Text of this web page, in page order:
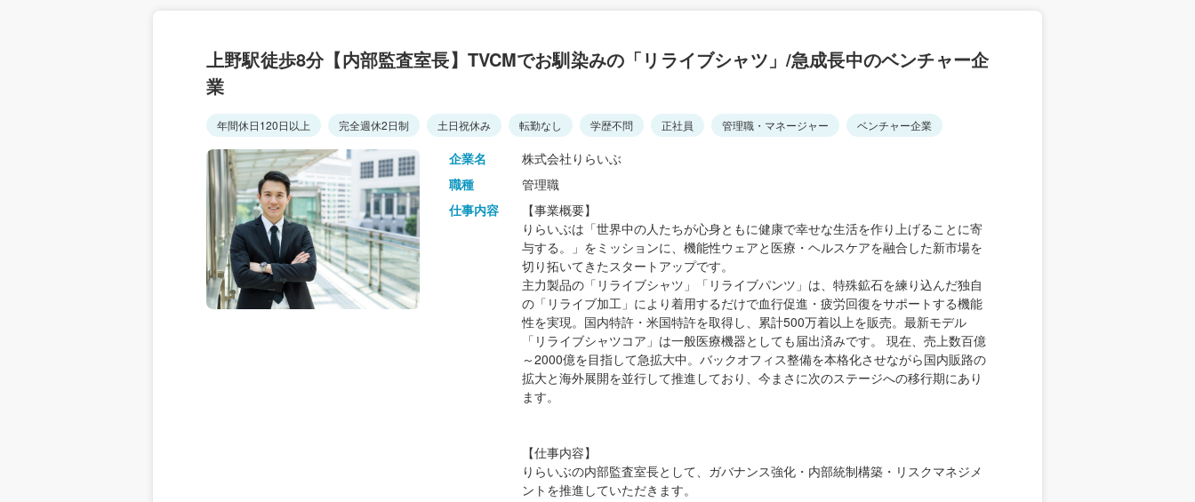
上野駅徒歩8分【内部監査室長】TVCMでお馴染みの「リライブシャツ」/急成長中のベンチャー企
業
年間休日120日以上 完全週休2日制 土日祝休み 転勤なし 学歴不問 正社員 管理職・マネージャー ベンチャー企業
企業名
株式会社りらいぶ
職種
管理職
仕事内容
【事業概要】
りらいぶは「世界中の人たちが心身ともに健康で幸せな生活を作り上げることに寄
与する。」をミッションに、機能性ウェアと医療・ヘルスケアを融合した新市場を
切り拓いてきたスタートアップです。
主力製品の「リライブシャツ」「リライブパンツ」は、特殊鉱石を練り込んだ独自
の「リライブ加工」により着用するだけで血行促進・疲労回復をサポートする機能
性を実現。国内特許・米国特許を取得し、累計500万着以上を販売。最新モデル
「リライブシャツコア」は一般医療機器としても届出済みです。 現在、売上数百億
～2000億を目指して急拡大中。バックオフィス整備を本格化させながら国内販路の
拡大と海外展開を並行して推進しており、今まさに次のステージへの移行期にあり
ます。
【仕事内容】
りらいぶの内部監査室長として、ガバナンス強化・内部統制構築・リスクマネジメ
ントを推進していただきます。